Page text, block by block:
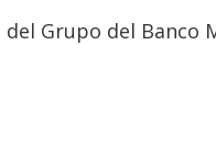
Grupo del Banco